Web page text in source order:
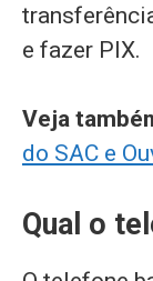
e fazer PIX.
Veja
do SAC e
Qual o